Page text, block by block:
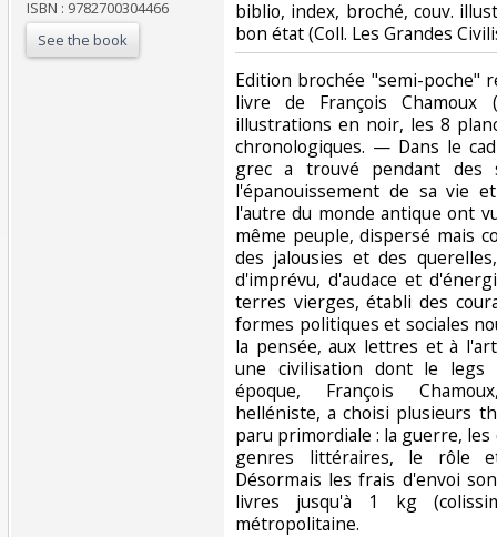
ISBN : 9782700304466
See the book
biblio, index, broché, couv.
bon état (Coll. Les Grandes
‎Edition brochée "semi-poche"
livre de François
illustrations en noir, les 8
chronologiques. — Dans le
grec a trouvé pendant des
l'épanouissement de sa vie
l'autre du monde antique ont
même peuple, dispersé mais
des jalousies et des
d'imprévu, d'audace et
terres vierges, établi des
formes politiques et sociales
la pensée, aux lettres et à
une civilisation dont le
époque, François
helléniste, a choisi plusieurs
paru primordiale : la guerre, les
genres littéraires, le rôle
Désormais les frais d'envoi
livres jusqu'à 1 kg
métropolitaine.‎